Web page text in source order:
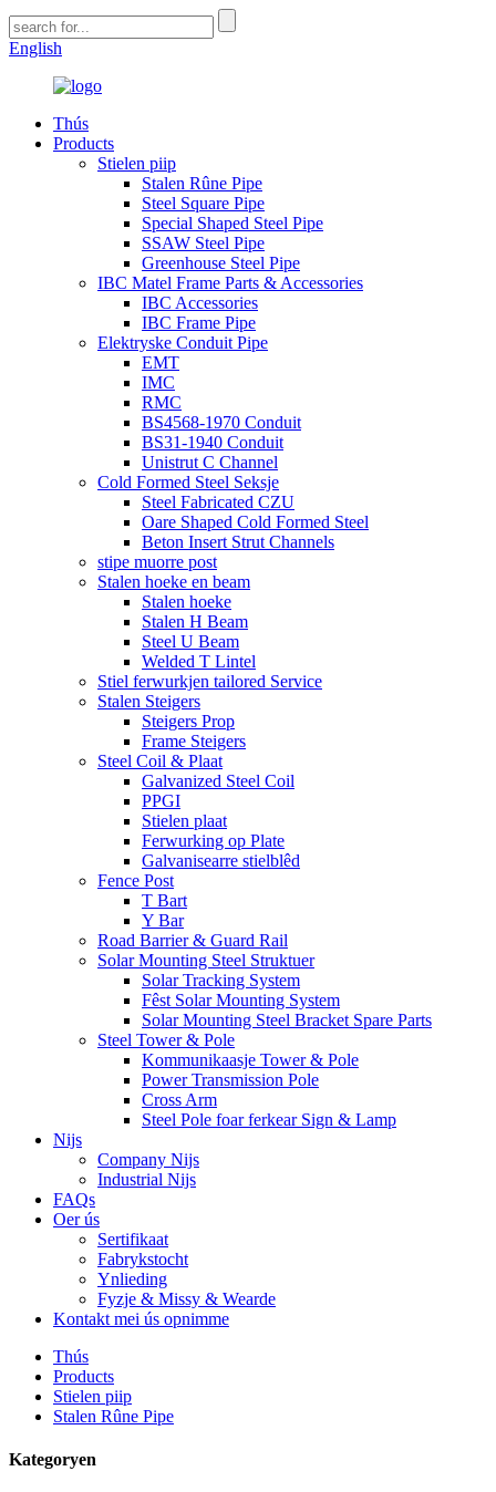
English
Thús
Products
Stielen piip
Stalen Rûne Pipe
Steel Square Pipe
Special Shaped Steel Pipe
SSAW Steel Pipe
Greenhouse Steel Pipe
IBC Matel Frame Parts & Accessories
IBC Accessories
IBC Frame Pipe
Elektryske Conduit Pipe
EMT
IMC
RMC
BS4568-1970 Conduit
BS31-1940 Conduit
Unistrut C Channel
Cold Formed Steel Seksje
Steel Fabricated CZU
Oare Shaped Cold Formed Steel
Beton Insert Strut Channels
stipe muorre post
Stalen hoeke en beam
Stalen hoeke
Stalen H Beam
Steel U Beam
Welded T Lintel
Stiel ferwurkjen tailored Service
Stalen Steigers
Steigers Prop
Frame Steigers
Steel Coil & Plaat
Galvanized Steel Coil
PPGI
Stielen plaat
Ferwurking op Plate
Galvanisearre stielblêd
Fence Post
T Bart
Y Bar
Road Barrier & Guard Rail
Solar Mounting Steel Struktuer
Solar Tracking System
Fêst Solar Mounting System
Solar Mounting Steel Bracket Spare Parts
Steel Tower & Pole
Kommunikaasje Tower & Pole
Power Transmission Pole
Cross Arm
Steel Pole foar ferkear Sign & Lamp
Nijs
Company Nijs
Industrial Nijs
FAQs
Oer ús
Sertifikaat
Fabrykstocht
Ynlieding
Fyzje & Missy & Wearde
Kontakt mei ús opnimme
Thús
Products
Stielen piip
Stalen Rûne Pipe
Kategoryen